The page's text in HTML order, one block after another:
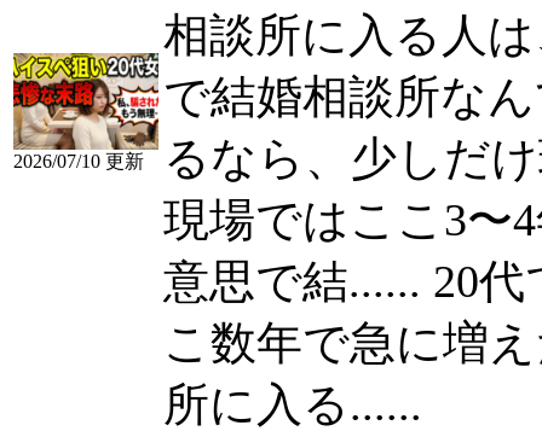
2026/07/10 更新
相談所に入る人
で結婚相談所な
るなら、少しだ
現場ではここ3〜
意思で結...... 20
こ数年で急に増
所に入る......